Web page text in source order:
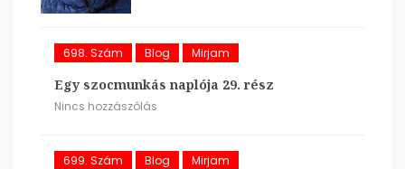
698. Szám Blog Mirjam
Egy szocmunkás naplója 29. rész
Nincs hozzászólás
699. Szám Blog Mirjam